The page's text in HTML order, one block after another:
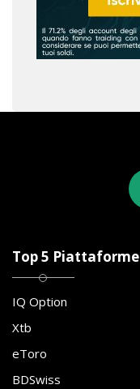
Top 5 Piattaforme
IQ Option
Xtb
eToro
BDSwiss